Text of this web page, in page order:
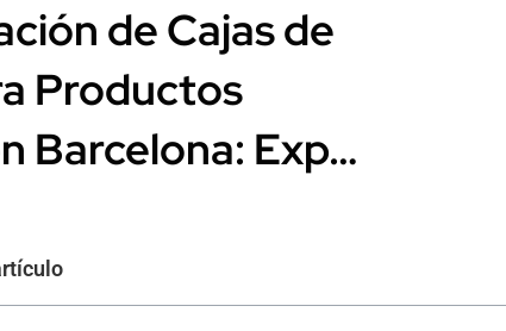
de Cajas de
Productos
Barcelona: Exp…